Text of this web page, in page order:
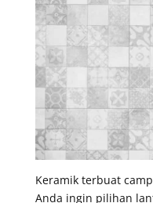
Keramik terbuat
Anda ingin pilihan